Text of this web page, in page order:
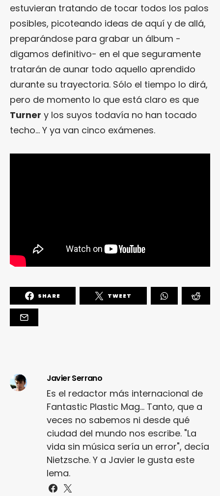
estuvieran tratando de tocar todos los palos
posibles, picoteando ideas de aquí y de allá,
preparándose para grabar un álbum -
digamos definitivo- en el que seguramente
tratarán de aunar todo aquello aprendido
durante su trayectoria. Sólo el tiempo lo dirá,
pero de momento lo que está claro es que
Turner y los suyos todavía no han tocado
techo… Y ya van cinco exámenes.
SHARE TWEET
Javier Serrano
Es el redactor más internacional de
Fantastic Plastic Mag... Tanto, que a
veces no sabemos ni desde qué
ciudad del mundo nos escribe. "La
vida sin música sería un error", decía
Nietzsche. Y a Javier le gusta este
lema.